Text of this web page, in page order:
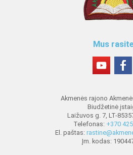
Mus
Akmenės rajono
Biudžetinė
Laižuvos g. 7, LT-
Telefonas: +370
El. paštas:
Įm. kodas: